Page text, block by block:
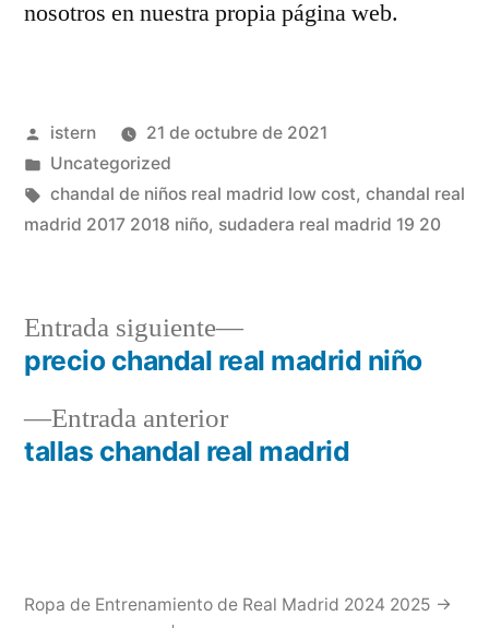
nosotros en nuestra propia página web.
Publicado
por
istern
21 de octubre de 2021
Publicado
en
Uncategorized
Etiquetas:
chandal de niños real madrid low cost, chandal real
madrid 2017 2018 niño, sudadera real madrid 19 20
Navegación
deEntrada anteriorEntrada
anterior:
tallas chandal real madrid
Entrada siguiente
Entrada
siguiente:
precio chandal real madrid niño
Ropa de Entrenamiento de Real Madrid 2024 2025 →